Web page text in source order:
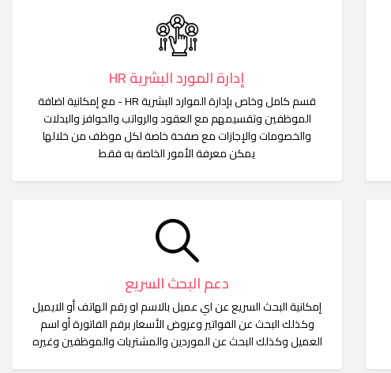
إدارة المورد البشرية HR
قسم كامل وخاص بإدارة الموارد البشرية HR - مع إمكانية اضافة
الموظفين وتقسيمهم مع العقود والرواتب والحوافز والبدلات
والخصومات والإجازات مع صفحة خاصة لكل موظف من خلالها
يمكن معرفة الأمور الخاصة به فقط
دعم البحث السريع
إمكانية البحث السريع عن اي عميل بالاسم او رقم الهاتف أو الايميل
وكذلك البحث عن الفواتير وعروض الأسعار برقم الفاتورة أو اسم
العميل وكذلك البحث عن الموردين والمشتريات والموظفين وغيره